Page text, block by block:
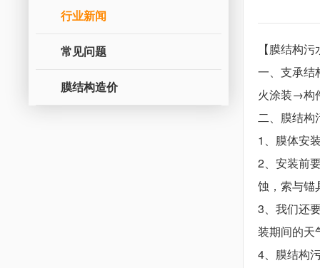
行业新闻
常见问题
膜结构造价
【膜结构
一、支承
火涂装→构
二、膜结构
1、膜体安
2、安装前
蚀，索与锚
3、我们还
装期间的天
4、膜结构